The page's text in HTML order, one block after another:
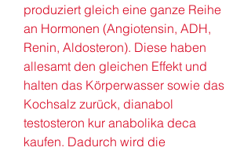
produziert gleich eine ganze Reihe
an Hormonen (Angiotensin, ADH,
Renin, Aldosteron). Diese haben
allesamt den gleichen Effekt und
halten das Körperwasser sowie das
Kochsalz zurück, dianabol
testosteron kur anabolika deca
kaufen. Dadurch wird die